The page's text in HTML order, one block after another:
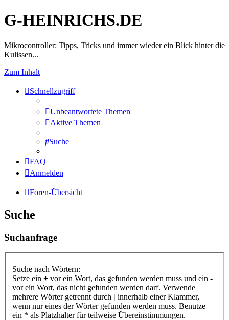
G-HEINRICHS.DE
Mikrocontroller: Tipps, Tricks und immer wieder ein Blick hinter die
Kulissen...
Zum Inhalt
Schnellzugriff
Unbeantwortete Themen
Aktive Themen
Suche
FAQ
Anmelden
Foren-Übersicht
Suche
Suchanfrage
Suche nach Wörtern:
Setze ein + vor ein Wort, das gefunden werden muss und ein -
vor ein Wort, das nicht gefunden werden darf. Verwende
mehrere Wörter getrennt durch | innerhalb einer Klammer,
wenn nur eines der Wörter gefunden werden muss. Benutze
ein * als Platzhalter für teilweise Übereinstimmungen.